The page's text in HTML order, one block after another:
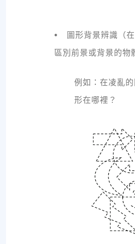
• 圖形背景辨識（
區別前景或背景的物
例如：在凌亂
形在哪裡？